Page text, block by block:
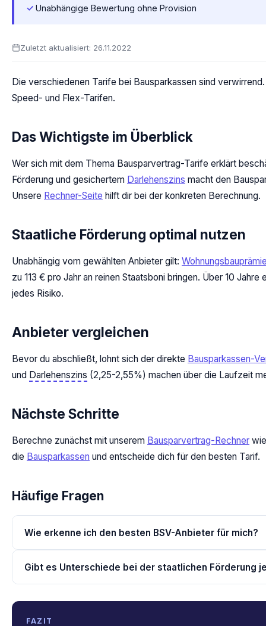
Unabhängige Bewertung ohne Provision
Zuletzt aktualisiert: 26.11.2022
Die verschiedenen Tarife bei Bausparkassen sind
Speed- und Flex-Tarifen.
Das Wichtigste im Überblick
Wer sich mit dem Thema Bausparvertrag-Tarife erklärt
Förderung und gesichertem Darlehenszins macht den
Unsere Rechner-Seite hilft dir bei der konkreten Berechnung.
Staatliche Förderung optimal nutzen
Unabhängig vom gewählten Anbieter gilt:
zu 113 € pro Jahr an reinen Staatsboni bringen. Über 10
jedes Risiko.
Anbieter vergleichen
Bevor du abschließt, lohnt sich der direkte Bausparkassen-
und Darlehenszins (2,25-2,55%) machen über die Laufzeit
Nächste Schritte
Berechne zunächst mit unserem Bausparvertrag-Rechner
die Bausparkassen und entscheide dich für den besten Tarif.
Häufige Fragen
Wie erkenne ich den besten BSV-Anbieter für mich?
Gibt es Unterschiede bei der staatlichen Förderung
FAZIT